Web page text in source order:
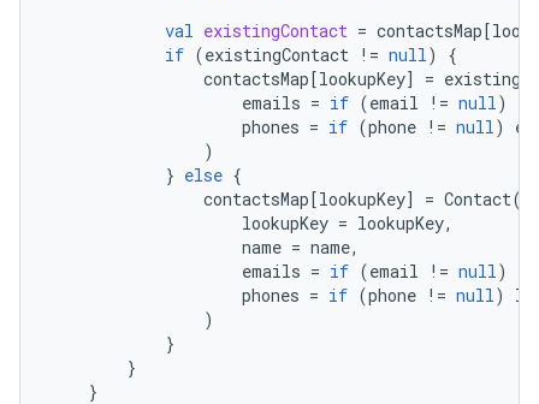
val existingContact = contactsMap[
if (existingContact != null)
{
contactsMap[lookupKey] =
emails = if (email != null)
phones = if (phone != null)
)
} else {
contactsMap[lookupKey] = Contact(
lookupKey = lookupKey,
name = name,
emails = if (email != null)
phones = if (phone != null)
)
}
}
}